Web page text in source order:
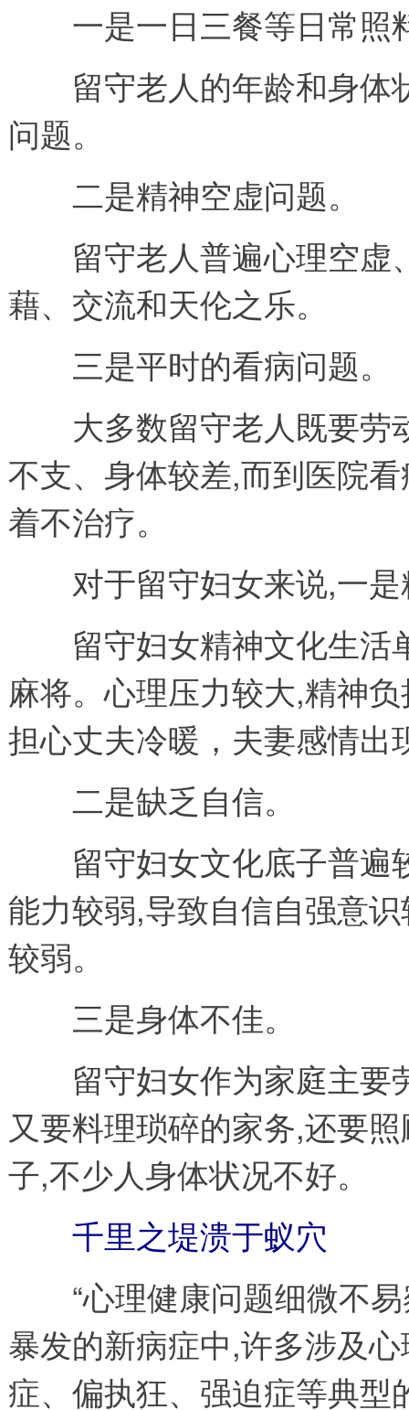
一是一日三餐等日常照
留守老人的年龄和身体
问题。
二是精神空虚问题。
留守老人普遍心理空虚
藉、交流和天伦之乐。
三是平时的看病问题。
大多数留守老人既要劳
不支、身体较差,而到医院
着不治疗。
对于留守妇女来说,一是
留守妇女精神文化生活
麻将。心理压力较大,精神
担心丈夫冷暖，夫妻感情出
二是缺乏自信。
留守妇女文化底子普遍
能力较弱,导致自信自强意
较弱。
三是身体不佳。
留守妇女作为家庭主要
又要料理琐碎的家务,还要
子,不少人身体状况不好。
千里之堤溃于蚁穴
“心理健康问题细微不易
暴发的新病症中,许多涉及
症、偏执狂、强迫症等典